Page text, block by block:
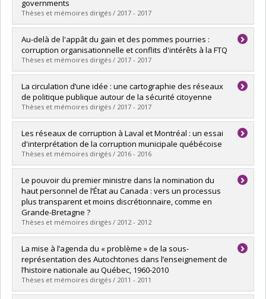
Lien vers le document dans Papyrus
governments
Thèses et mémoires dirigés / 2017 - 2017
Graduate :Cooper, Christopher A.
Cycle :Doctoral
Grade :Ph. D.
Lien vers le document dans Papyrus
Au-delà de l'appât du gain et des pommes pourries :
corruption organisationnelle et conflits d'intérêts à la FTQ
Thèses et mémoires dirigés / 2017 - 2017
Graduate :Fortier, Marie-Kathryn
Cycle :Master's
Grade :M. Sc.
Lien vers le document dans Papyrus
La circulation d’une idée : une cartographie des réseaux
de politique publique autour de la sécurité citoyenne
Thèses et mémoires dirigés / 2017 - 2017
Graduate :Lazreg, Nordin
Cycle :Doctoral
Grade :Ph. D.
Lien vers le document dans Papyrus
Les réseaux de corruption à Laval et Montréal : un essai
d'interprétation de la corruption municipale québécoise
Thèses et mémoires dirigés / 2016 - 2016
Graduate :Daoust, Sophie
Cycle :Master's
Grade :M. Sc.
Lien vers le document dans Papyrus
Le pouvoir du premier ministre dans la nomination du
haut personnel de l’État au Canada : vers un processus
plus transparent et moins discrétionnaire, comme en
Grande-Bretagne ?
Thèses et mémoires dirigés / 2012 - 2012
Graduate :Depelteau-Paquette, Marie
Cycle :Master's
Grade :M. Sc.
Lien vers le document dans Papyrus
La mise à l’agenda du « problème » de la sous-
représentation des Autochtones dans l’enseignement de
l’histoire nationale au Québec, 1960-2010
Thèses et mémoires dirigés / 2011 - 2011